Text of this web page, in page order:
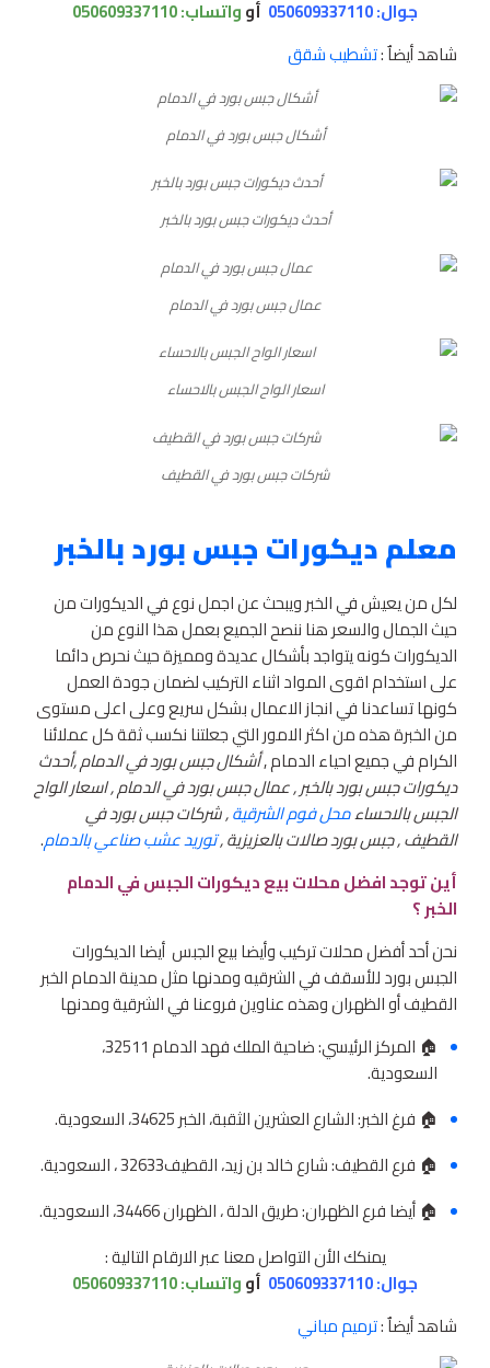
جوال: 050609337110
أوواتساب:050609337110
شاهد أيضاٌ :تشطيب شقق
أشكال جبس بورد في الدمام
أحدث ديكورات جبس بورد بالخبر
عمال جبس بورد في الدمام
اسعار الواح الجبس بالاحساء
شركات جبس بورد في القطيف
معلم ديكورات جبس بورد بالخبر
لكل من يعيش في الخبر ويبحث عن اجمل نوع في الديكورات من
حيث الجمال والسعر هنا ننصح الجميع بعمل هذا النوع من
الديكورات كونه يتواجد بأشكال عديدة ومميزة حيث نحرص دائما
على استخدام اقوى المواد اثناء التركيب لضمان جودة العمل
كونها تساعدنا في انجاز الاعمال بشكل سريع وعلى اعلى مستوى
من الخبرة هذه من اكثر الامور التي جعلتنا نكسب ثقة كل عملائنا
الكرام في جميع احياء الدمام ,أشكال جبس بورد في الدمام ,أحدث
ديكورات جبس بورد بالخبر , عمال جبس بورد في الدمام , اسعار الواح
الجبس بالاحساءمحل فوم الشرقية, شركات جبس بورد في
القطيف , جبس بورد صالات بالعزيزية ,توريد عشب صناعي بالدمام.
أين توجد افضل محلات بيع ديكورات الجبس في الدمام
الخبر ؟
نحن أحد أفضل محلات تركيب وأيضا بيع الجبس أيضا الديكورات
الجبس بورد للأسقف في الشرقيه ومدنها مثل مدينة الدمام الخبر
القطيف أو الظهران وهذه عناوين فروعنا في الشرقية ومدنها
🏠 المركز الرئيسي: ضاحية الملك فهد الدمام 32511،
السعودية.
🏠 فرغ الخبر: الشارع العشرين الثقبة، الخبر 34625، السعودية.
🏠 فرع القطيف: شارع خالد بن زيد، القطيف‎ 32633، السعودية.
🏠 أيضا فرع الظهران: طريق الدلة ، الظهران 34466، السعودية.
يمنكك الأن التواصل معنا عبر الارقام التالية :
جوال: 050609337110
أوواتساب:050609337110
شاهد أيضاٌ :ترميم مباني